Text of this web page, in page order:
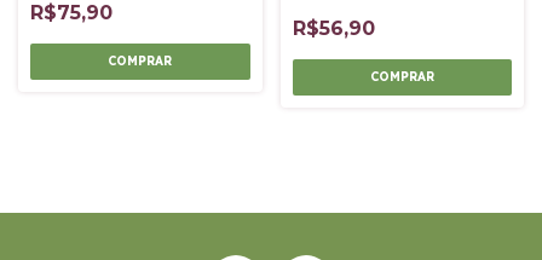
R$75,90
R$56,90
COMPRAR